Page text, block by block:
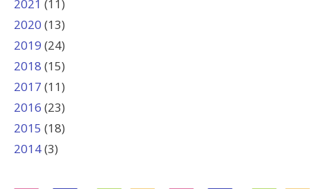
2021 (11)
2020 (13)
2019 (24)
2018 (15)
2017 (11)
2016 (23)
2015 (18)
2014(3)